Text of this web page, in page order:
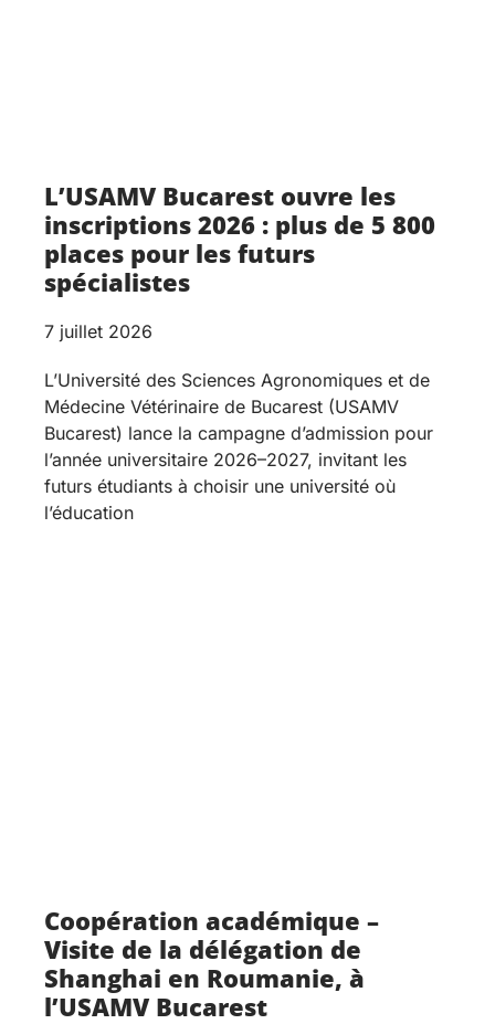
L’USAMV Bucarest ouvre les
inscriptions 2026 : plus de 5 800
places pour les futurs
spécialistes
7 juillet 2026
L’Université des Sciences Agronomiques et de
Médecine Vétérinaire de Bucarest (USAMV
Bucarest) lance la campagne d’admission pour
l’année universitaire 2026–2027, invitant les
futurs étudiants à choisir une université où
l’éducation
Coopération académique –
Visite de la délégation de
Shanghai en Roumanie, à
l’USAMV Bucarest